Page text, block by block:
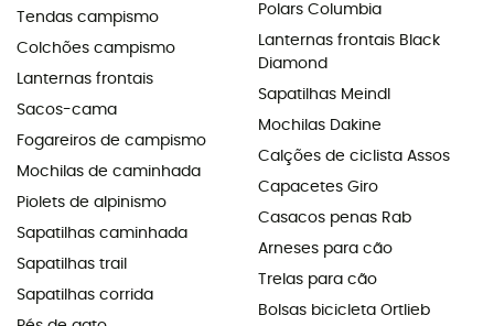
Tendas campismo
Colchões campismo
Lanternas frontais
Sacos-cama
Fogareiros de campismo
Mochilas de caminhada
Piolets de alpinismo
Sapatilhas caminhada
Sapatilhas trail
Sapatilhas corrida
Polars Columbia
Lanternas frontais Black
Diamond
Sapatilhas Meindl
Mochilas Dakine
Calções de ciclista Assos
Capacetes Giro
Casacos penas Rab
Arneses para cão
Trelas para cão
Bolsas bicicleta Ortlieb